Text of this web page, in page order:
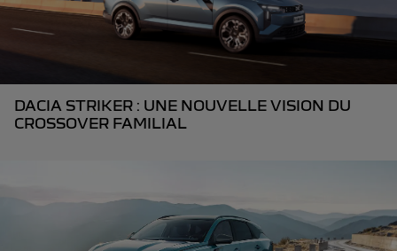
DACIA STRIKER : UNE NOUVELLE VISION DU
CROSSOVER FAMILIAL